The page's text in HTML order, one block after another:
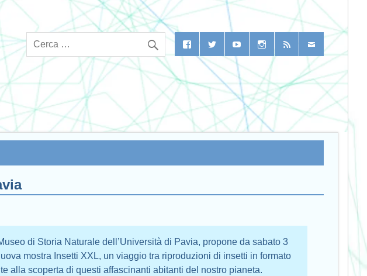
di Storia Naturale dell’Università di Pavia, propone da sabato 3
mostra Insetti XXL, un viaggio tra riproduzioni di insetti in formato
alla scoperta di questi affascinanti abitanti del nostro pianeta.